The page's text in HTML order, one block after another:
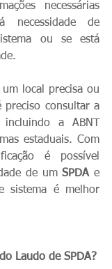
necessárias
necessidade de
ou se está
preciso consultar a
incluindo a ABNT
estaduais. Com
é possível
de um SPDA e
sistema é melhor
Laudo de SPDA?